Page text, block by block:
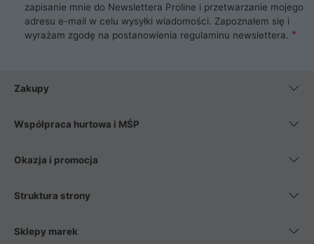
zapisanie mnie do Newslettera Proline i przetwarzanie mojego
adresu e-mail w celu wysyłki wiadomości. Zapoznałem się i
wyrażam zgodę na postanowienia regulaminu newslettera.
Zakupy
Współpraca hurtowa i MŚP
Okazja i promocja
Struktura strony
Sklepy marek